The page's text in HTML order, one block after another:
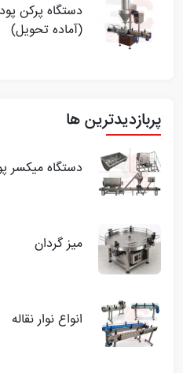
دستگاه پرکن
(آماده تحویل)
پربازدیدترین ها
دستگاه میکسر
میز گردان
انواع نوار نقاله